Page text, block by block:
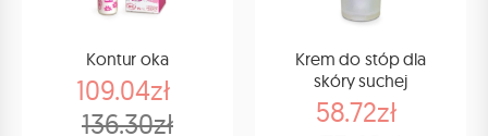
Kontur oka
109.04zł
136.30zł
Krem do stóp dla
skóry suchej
58.72zł